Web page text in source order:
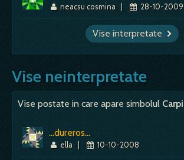
neacsu cosmina | 28-10-2009
Vise interpretate
Vise neinterpretate
Vise postate in care apare simbolul Carpi
...dureros...
ella | 10-10-2008